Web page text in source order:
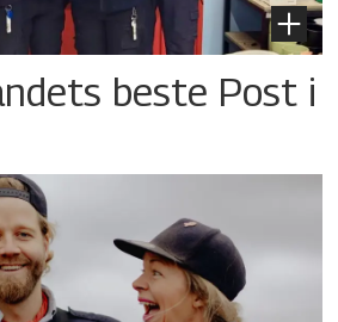
beste Post i